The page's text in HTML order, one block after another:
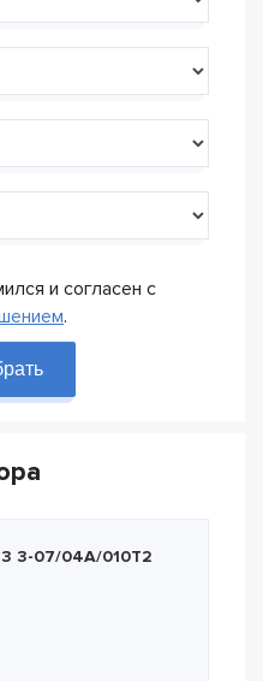
и согласен с
.
3-07/04А/010Т2